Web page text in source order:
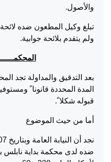
والأصول.
ولم يتقدم بلائحة جوابية.
بعد التدقيق والمداولة تجد
المدة المحددة قانونا
قبوله شكلا ً.
أما من حيث الموضوع
ضده لدى محكمة بداية نابلس